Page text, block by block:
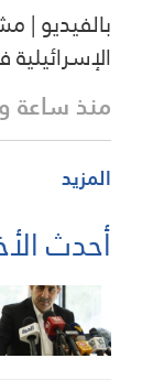
بالفيديو |
منذ ساعة
المزيد
أحدث